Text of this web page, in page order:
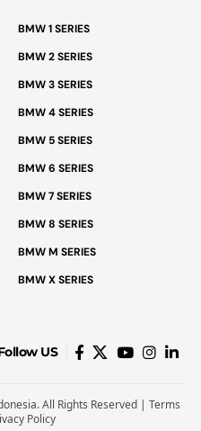
BMW 1 SERIES
BMW 2 SERIES
BMW 3 SERIES
BMW 4 SERIES
BMW 5 SERIES
BMW 6 SERIES
BMW 7 SERIES
BMW 8 SERIES
BMW M SERIES
BMW X SERIES
US
All Rights Reserved | Terms
Policy